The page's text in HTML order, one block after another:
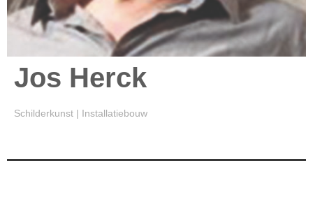
Jos Herck
Schilderkunst | Installatiebouw